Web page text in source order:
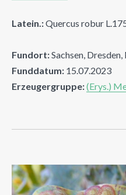
Latein.:Quercus robur
Fundort:Sachsen,
Funddatum: 15.07.2023
Erzeugergruppe:(Erys.)